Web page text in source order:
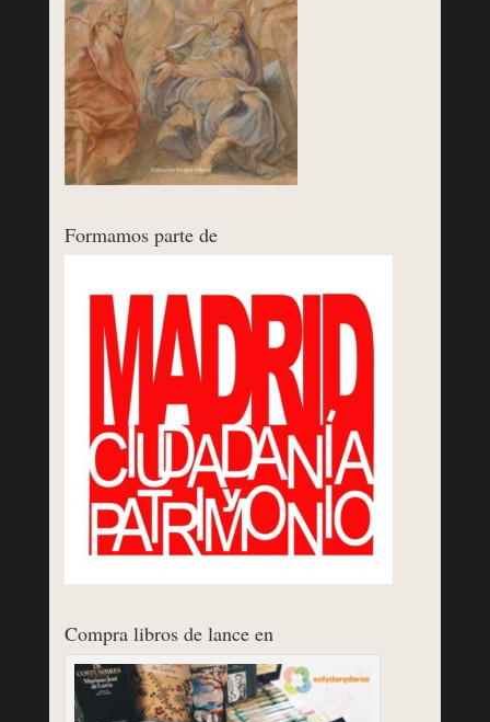
Formamos parte de
Compra libros de lance en